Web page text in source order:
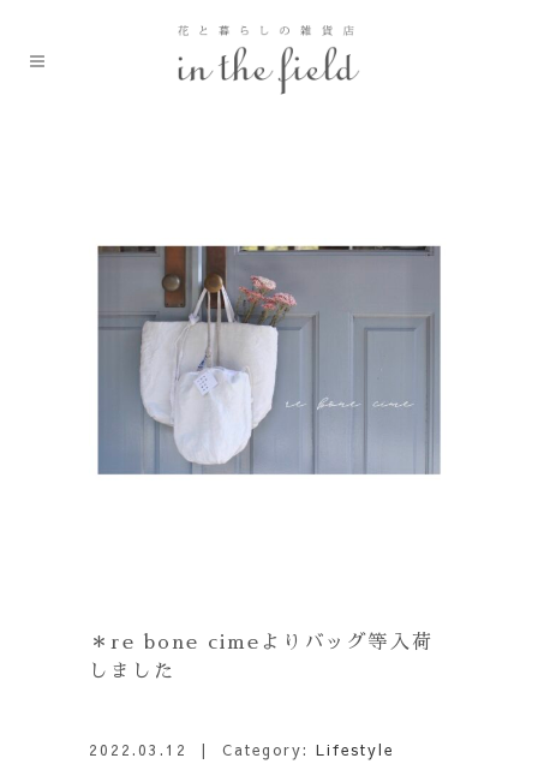
＊re bone cimeよりバッグ等入荷
しました
2022.03.12 | Category: Lifestyle